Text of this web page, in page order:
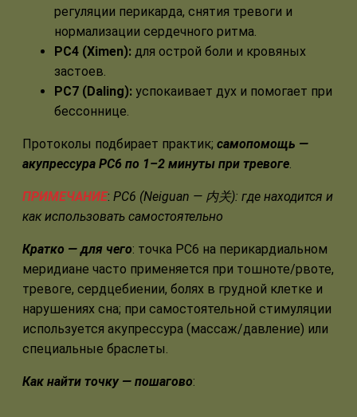
регуляции перикарда, снятия тревоги и
нормализации сердечного ритма.
PC4 (Ximen): для острой боли и кровяных
застоев.
PC7 (Daling): успокаивает дух и помогает при
бессоннице.
Протоколы подбирает практик; самопомощь —
акупрессура PC6 по 1–2 минуты при тревоге.
ПРИМЕЧАНИЕ: PC6 (Neiguan — 内关): где находится и
как использовать самостоятельно
Кратко — для чего: точка PC6 на перикардиальном
меридиане часто применяется при тошноте/рвоте,
тревоге, сердцебиении, болях в грудной клетке и
нарушениях сна; при самостоятельной стимуляции
используется акупрессура (массаж/давление) или
специальные браслеты.
Как найти точку — пошагово: